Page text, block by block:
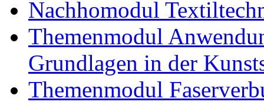
Nachhomodul
Themenmodul
Grundlagen in der
Themenmodul